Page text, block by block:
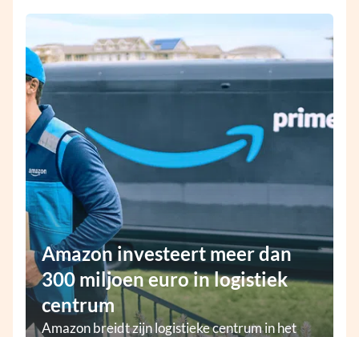
Amazon investeert meer dan
300 miljoen euro in logistiek
centrum
Amazon breidt zijn logistieke centrum in het